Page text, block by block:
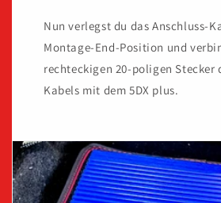
Nun verlegst du das Anschluss-
Montage-End-Position und
rechteckigen 20-poligen Stecker
Kabels mit dem 5DX plus.